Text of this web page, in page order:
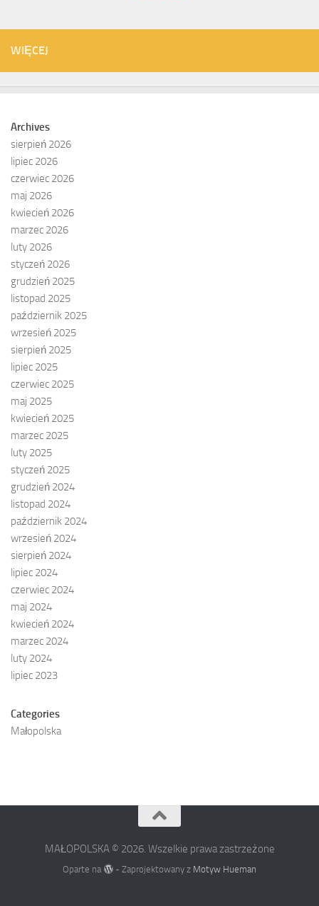
WIĘCEJ
Archives
sierpień 2026
lipiec 2026
czerwiec 2026
maj 2026
kwiecień 2026
marzec 2026
luty 2026
styczeń 2026
grudzień 2025
listopad 2025
październik 2025
wrzesień 2025
sierpień 2025
lipiec 2025
czerwiec 2025
maj 2025
kwiecień 2025
marzec 2025
luty 2025
styczeń 2025
grudzień 2024
listopad 2024
październik 2024
wrzesień 2024
sierpień 2024
lipiec 2024
czerwiec 2024
maj 2024
kwiecień 2024
marzec 2024
luty 2024
lipiec 2023
Categories
Małopolska
MAŁOPOLSKA © 2026. Wszelkie prawa zastrzeżone
Oparte na - Zaprojektowany z Motyw Hueman